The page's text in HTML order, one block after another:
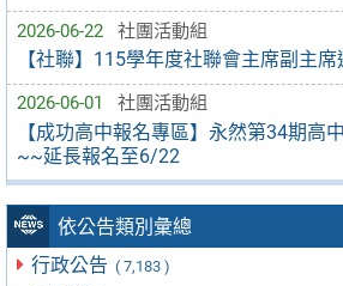
2026-06-22 社團活動組
【社聯】115學年度社聯會主席副主
2026-06-01 社團活動組
【成功高中報名專區】永然第34期高
~~延長報名至6/22
依公告類別彙總
行政公告 ( 7,183 )